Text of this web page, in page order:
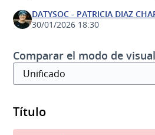
DATYSOC - PATRICIA DIAZ
30/01/2026 18:30
Comparar el modo de
Título